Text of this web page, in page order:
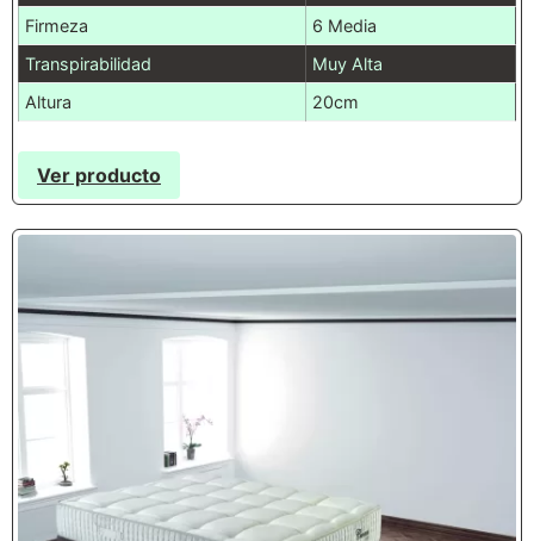
Firmeza
6 Media
Transpirabilidad
Muy Alta
Altura
20cm
Ver producto